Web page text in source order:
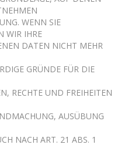
WENN SIE
WIR IHRE
DATEN NICHT MEHR
GRÜNDE FÜR DIE
RECHTE UND FREIHEITEN
AUSÜBUNG
NACH ART. 21 ABS. 1